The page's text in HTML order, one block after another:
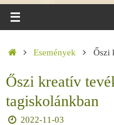
HomeEsemények Őszi
Őszi kreatív
tagiskolánkban
2022-11-03